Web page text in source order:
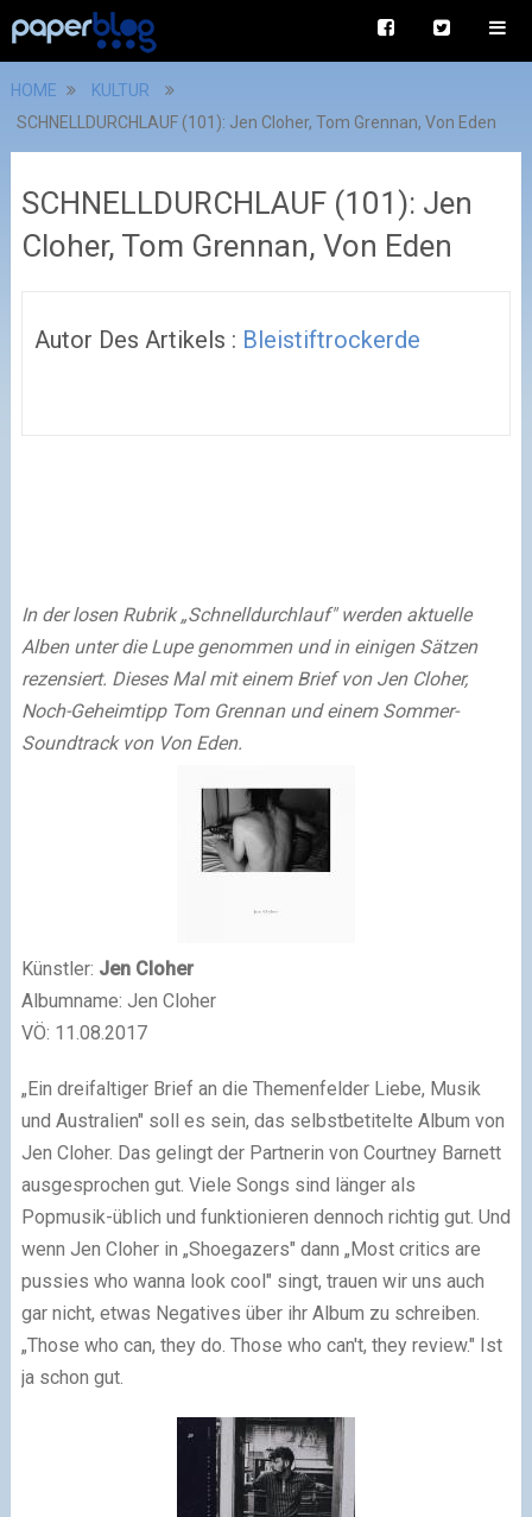
HOME
KULTUR
SCHNELLDURCHLAUF (101): Jen Cloher, Tom Grennan, Von Eden
SCHNELLDURCHLAUF (101): Jen
Cloher, Tom Grennan, Von Eden
Autor Des Artikels : Bleistiftrockerde
In der losen Rubrik „Schnelldurchlauf" werden aktuelle
Alben unter die Lupe genommen und in einigen Sätzen
rezensiert. Dieses Mal mit einem Brief von Jen Cloher,
Noch-Geheimtipp Tom Grennan und einem Sommer-
Soundtrack von Von Eden.
Künstler: Jen Cloher
Albumname: Jen Cloher
VÖ: 11.08.2017
„Ein dreifaltiger Brief an die Themenfelder Liebe, Musik
und Australien" soll es sein, das selbstbetitelte Album von
Jen Cloher. Das gelingt der Partnerin von Courtney Barnett
ausgesprochen gut. Viele Songs sind länger als
Popmusik-üblich und funktionieren dennoch richtig gut. Und
wenn Jen Cloher in „Shoegazers" dann „Most critics are
pussies who wanna look cool" singt, trauen wir uns auch
gar nicht, etwas Negatives über ihr Album zu schreiben.
„Those who can, they do. Those who can't, they review." Ist
ja schon gut.